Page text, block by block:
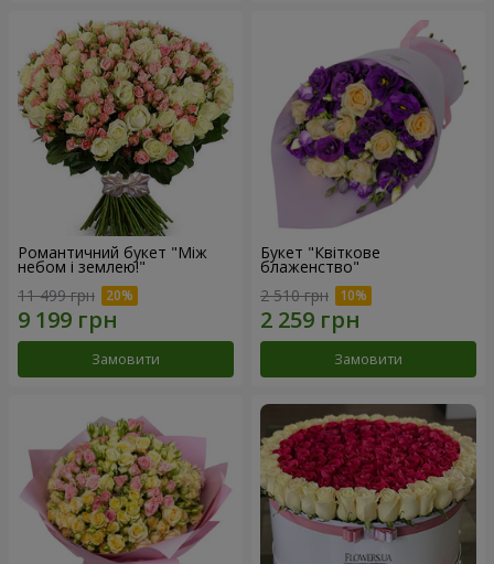
Романтичний букет "Між
небом і землею!"
11 499 грн
Замовити
Букет "Квіткове
блаженство"
2 510 грн
Замовити